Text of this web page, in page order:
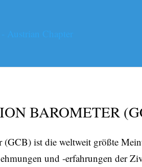
BAROMETER
ist die weltweit größte
und -erfahrungen der